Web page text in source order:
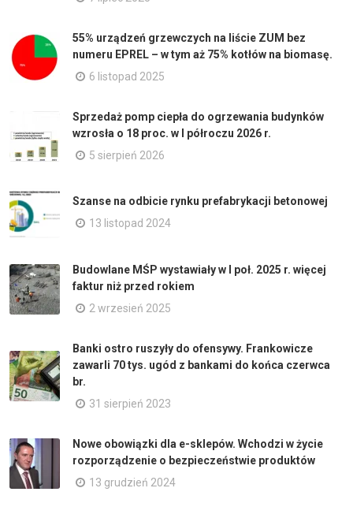
55% urządzeń grzewczych na liście ZUM bez
numeru EPREL – w tym aż 75% kotłów na biomasę.
6 listopad 2025
Sprzedaż pomp ciepła do ogrzewania budynków
wzrosła o 18 proc. w I półroczu 2026 r.
5 sierpień 2026
Szanse na odbicie rynku prefabrykacji betonowej
13 listopad 2024
Budowlane MŚP wystawiały w I poł. 2025 r. więcej
faktur niż przed rokiem
2 wrzesień 2025
Banki ostro ruszyły do ofensywy. Frankowicze
zawarli 70 tys. ugód z bankami do końca czerwca
br.
31 sierpień 2023
Nowe obowiązki dla e-sklepów. Wchodzi w życie
rozporządzenie o bezpieczeństwie produktów
13 grudzień 2024